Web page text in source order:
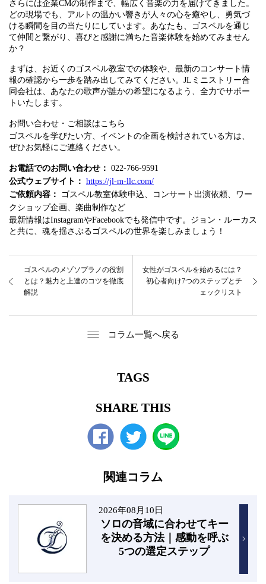
さらには企業CMの制作まで、幅広く音楽の力を届けてきました。
どの現場でも、アルトの温かい響きが人々の心を癒やし、勇気づ
ける瞬間を目の当たりにしています。あなたも、ゴスペルを通じ
て仲間と繋がり、喜びと感謝に満ちた音楽体験を始めてみません
か？
まずは、お近くのゴスペル教室での体験や、最新のコンサート情
報の確認から一歩を踏み出してみてください。JLミニストリー合
同会社は、あなたの歌声が誰かの希望になるよう、全力でサポー
トいたします。
お問い合わせ・ご相談はこちら
ゴスペルを学びたい方、イベントの企画を検討されている方は、
ぜひお気軽にご連絡ください。
お電話でのお問い合わせ： 022-766-9591
公式ウェブサイト： https://jl-m-llc.com/
ご依頼内容：
ゴスペル教室体験申込、コンサート出演依頼、ワー
クショップ企画、楽曲制作など
最新情報はInstagramやFacebookでも発信中です。ジョン・ルーカス
と共に、魂を揺さぶるゴスペルの世界を楽しみましょう！
ゴスペルのメゾソプラノの役割
とは？魅力と上達のコツを徹底
解説
女性がゴスペルを始めるには？
初心者向け7つのステップとチ
ェックリスト
コラム一覧へ戻る
TAGS
SHARE THIS
関連コラム
2026年08月10日
ソロの音域に合わせてキー
を決める方法｜感動を呼ぶ
5つの選定ステップ